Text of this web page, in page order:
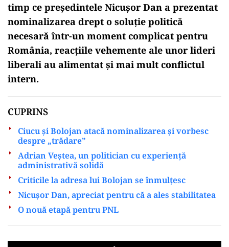
timp ce președintele Nicușor Dan a prezentat
nominalizarea drept o soluție politică
necesară într-un moment complicat pentru
România, reacțiile vehemente ale unor lideri
liberali au alimentat și mai mult conflictul
intern.
CUPRINS
Ciucu și Bolojan atacă nominalizarea și vorbesc
despre „trădare”
Adrian Veștea, un politician cu experiență
administrativă solidă
Criticile la adresa lui Bolojan se înmulțesc
Nicușor Dan, apreciat pentru că a ales stabilitatea
O nouă etapă pentru PNL